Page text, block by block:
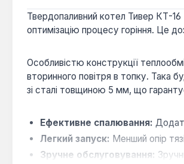
Твердопаливний котел Тивер КТ-
оптимізацію процесу горіння. Це
Особливістю конструкції
вторинного повітря в топку. Така
зі сталі товщиною 5 мм, що
Ефективне спалювання:
Легкий запуск: Менший опір
Зручне обслуговування: